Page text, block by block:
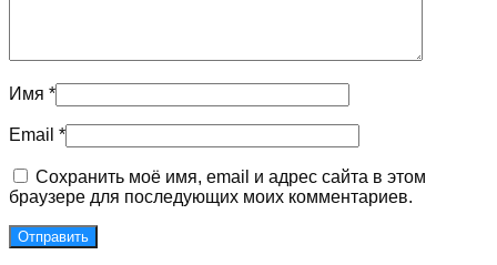
Имя *
Email *
Сохранить моё имя, email и адрес сайта в этом
браузере для последующих моих комментариев.